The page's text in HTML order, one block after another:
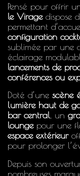
Pensé pour offrir
le Viragedispose
permettant
configuration
sublimée par une
éclairage
lancements de
conférences ou
Doté d’une scène
lumière haut de
bar central, un
loungepour une
espace extérieur
pour prolonger
Depuis son
nombreuses